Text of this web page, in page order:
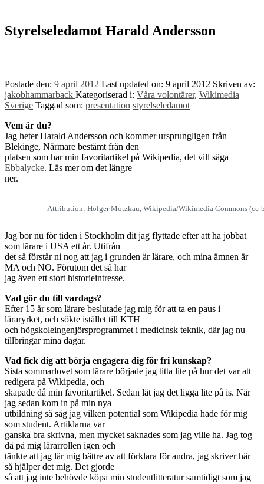
Styrelseledamot Harald Andersson
Postade den: 9 april 2012 Last updated on: 9 april 2012 Skriven av:
jakobhammarback Kategoriserad i: Våra volontärer, Wikimedia
Sverige Taggad som: presentation styrelseledamot
Vem är du?
Jag heter Harald Andersson och kommer ursprungligen från
Blekinge, Närmare bestämt från den
platsen som har min favoritartikel på Wikipedia, det vill säga
Ebbalycke. Läs mer om det längre
ner.
Attribution: Holger Motzkau, Wikipedia/Wikimedia Commons (cc-
Jag bor nu för tiden i Stockholm dit jag flyttade efter att ha jobbat
som lärare i USA ett år. Utifrån
det så förstår ni nog att jag i grunden är lärare, och mina ämnen är
MA och NO. Förutom det så har
jag även ett stort historieintresse.
Vad gör du till vardags?
Efter 15 år som lärare beslutade jag mig för att ta en paus i
läraryrket, och sökte istället till KTH
och högskoleingenjörsprogrammet i medicinsk teknik, där jag nu
tillbringar mina dagar.
Vad fick dig att börja engagera dig för fri kunskap?
Sista sommarlovet som lärare började jag titta lite på hur det var att
redigera på Wikipedia, och
skapade då min favoritartikel. Sedan lät jag det ligga lite på is. När
jag sedan kom in på min nya
utbildning så såg jag vilken potential som Wikipedia hade för mig
som student. Artiklarna var
ganska bra skrivna, men mycket saknades som jag ville ha. Jag tog
då på mig lärarrollen igen och
tänkte att jag lär mig bättre av att förklara för andra, jag skriver här
så hjälper det mig. Det gjorde
så att jag inte behövde köpa min studentlitteratur samtidigt som jag